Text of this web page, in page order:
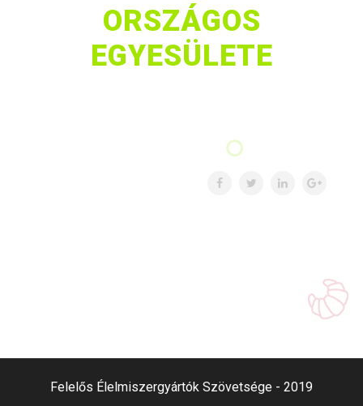
ORSZÁGOS
EGYESÜLETE
Felelős Élelmiszergyártók Szövetsége - 2019